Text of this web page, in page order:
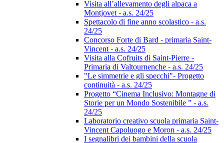
Visita all’allevamento degli alpaca a
Montjovet - a.s. 24/25
Spettacolo di fine anno scolastico - a.s.
24/25
Concorso Forte di Bard - primaria Saint-
Vincent - a.s. 24/25
Visita alla Cofruits di Saint-Pierre -
Primaria di Valtournenche - a.s. 24/25
"Le simmetrie e gli specchi"- Progetto
continuità - a.s. 24/25
Progetto “Cinema Inclusivo: Montagne di
Storie per un Mondo Sostenibile ” - a.s.
24/25
Laboratorio creativo scuola primaria Saint-
Vincent Capoluogo e Moron - a.s. 24/25
I segnalibri dei bambini della scuola